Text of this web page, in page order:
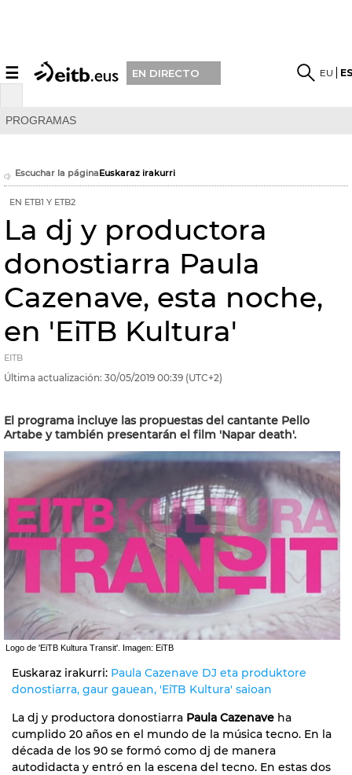
☰ EN DIRECTO EU
PROGRAMAS
Escuchar la páginaEuskaraz irakurri
EN ETB1 Y ETB2
La dj y productora
donostiarra Paula
Cazenave, esta noche,
en 'EiTB Kultura'
EITB
Última actualización: 30/05/2019 00:39 (UTC+2)
El programa incluye las propuestas del cantante Pello
Artabe y también presentarán el film 'Napar death'.
Logo de 'EiTB Kultura Transit'. Imagen: EiTB
Euskaraz irakurri: Paula Cazenave DJ eta produktore
donostiarra, gaur gauean, 'EiTB Kultura' saioan
La dj y productora donostiarra Paula Cazenave ha
cumplido 20 años en el mundo de la música tecno. En la
década de los 90 se formó como dj de manera
autodidacta y entró en la escena del tecno. En estas dos